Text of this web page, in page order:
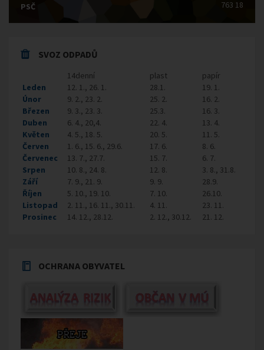
PSČ 763 18
SVOZ ODPADŮ
14denní plast
papír
Leden
12. 1., 26. 1. 28.1.
19. 1.
Únor
9. 2., 23. 2. 25. 2.
16. 2.
Březen
9. 3., 23. 3. 25.3.
16. 3.
Duben
6. 4., 20,4. 22. 4.
13. 4.
Květen
4. 5., 18. 5. 20. 5.
11. 5.
Červen
1. 6., 15. 6., 29.6. 17. 6.
8. 6.
Červenec
13. 7., 27.7. 15. 7.
6. 7.
Srpen
10. 8., 24. 8. 12. 8.
3. 8., 31.8.
Září
7. 9., 21. 9. 9. 9.
28.9.
Říjen
5. 10., 19. 10. 7. 10.
26.10.
Listopad
2. 11., 16. 11., 30.11. 4. 11.
23. 11.
Prosinec
14. 12., 28.12. 2. 12., 30.12. 21. 12.
OCHRANA OBYVATEL